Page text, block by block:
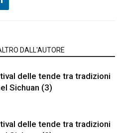
DALL'AUTORE
delle tende tra tradizioni
Sichuan (3)
delle tende tra tradizioni